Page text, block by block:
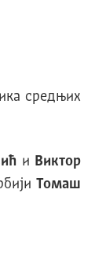
средњих
и
Виктор
Томаш